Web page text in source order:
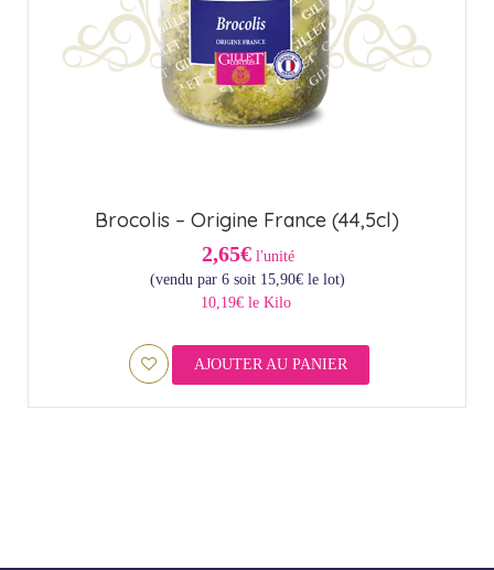
Brocolis – Origine France (44,5cl)
2,65€ l'unité
(vendu par 6 soit 15,90€le lot)
10,19€ le Kilo
AJOUTER AU PANIER